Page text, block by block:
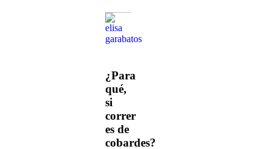
¿Para
qué,
si
correr
es de
cobardes?